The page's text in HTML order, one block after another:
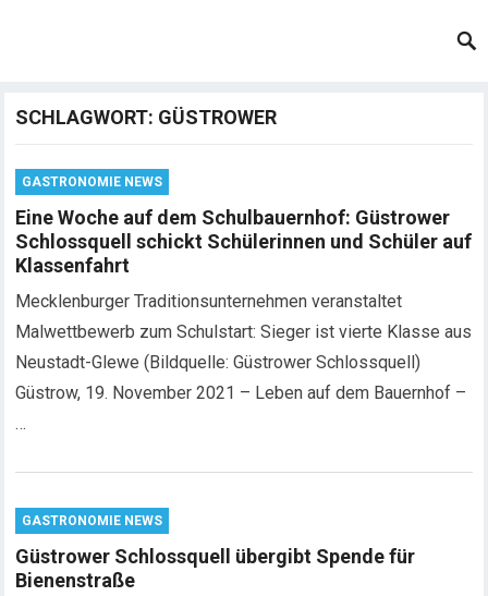
SCHLAGWORT: GÜSTROWER
GASTRONOMIE NEWS
Eine Woche auf dem Schulbauernhof: Güstrower
Schlossquell schickt Schülerinnen und Schüler auf
Klassenfahrt
Mecklenburger Traditionsunternehmen veranstaltet
Malwettbewerb zum Schulstart: Sieger ist vierte Klasse aus
Neustadt-Glewe (Bildquelle: Güstrower Schlossquell)
Güstrow, 19. November 2021 – Leben auf dem Bauernhof –
…
GASTRONOMIE NEWS
Güstrower Schlossquell übergibt Spende für
Bienenstraße